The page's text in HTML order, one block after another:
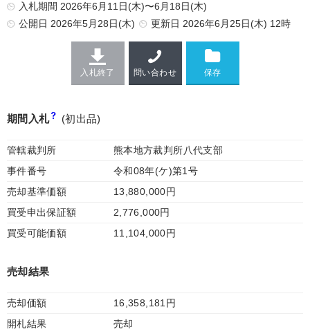
入札期間 2026年6月11日(木)〜6月18日(木)
公開日 2026年5月28日(木) 更新日 2026年6月25日(木) 12時
入札終了 問い合わせ
期間入札 (初出品)
管轄裁判所
熊本地方裁判所八代支部
事件番号
令和08年(ケ)第1号
売却基準価額
13,880,000円
買受申出保証額
2,776,000円
買受可能価額
11,104,000円
売却結果
売却価額
16,358,181円
開札結果
売却